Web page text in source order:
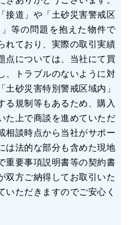
接道」や「土砂災害警戒区
等の問題を抱えた物件で
れており、実際の取引実績
点については、当社にて買
、トラブルのないように対
砂災害特別警戒区域内」
る規制等もあるため、購入
た上で商談を進めていただ
相談時点から当社がサポー
は法的な部分も含めた現地
重要事項説明書等の契約書
双方ご納得してお取引いた
いただきますのでご安心く